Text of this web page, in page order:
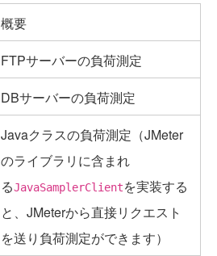
概要
FTPサーバーの負荷測定
DBサーバーの負荷測定
Javaクラスの負荷測定（JMeter
のライブラリに含まれ
るJavaSamplerClientを実装する
と、JMeterから直接リクエスト
を送り負荷測定ができます）